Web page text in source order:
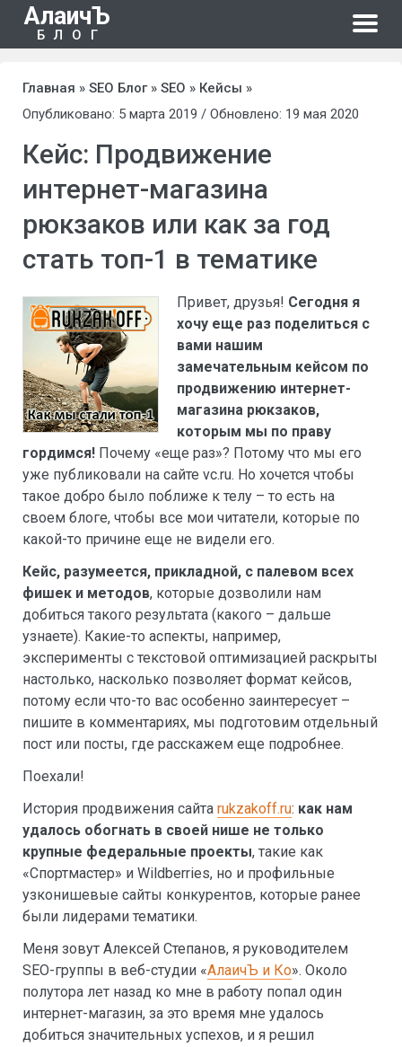
АлаичЪ
БЛОГ
Главная » SEO Блог» SEO » Кейсы »
Опубликовано: 5 марта 2019 / Обновлено: 19 мая 2020
Кейс: Продвижение
интернет-магазина
рюкзаков или как за год
стать топ-1 в тематике
Привет, друзья! Сегодня я
хочу еще раз поделиться с
вами нашим
замечательным кейсом по
продвижению интернет-
магазина рюкзаков,
которым мы по праву
гордимся! Почему «еще раз»? Потому что мы его
уже публиковали на сайте vc.ru. Но хочется чтобы
такое добро было поближе к телу – то есть на
своем блоге, чтобы все мои читатели, которые по
какой-то причине еще не видели его.
Кейс, разумеется, прикладной, с палевом всех
фишек и методов, которые дозволили нам
добиться такого результата (какого – дальше
узнаете). Какие-то аспекты, например,
эксперименты с текстовой оптимизацией раскрыты
настолько, насколько позволяет формат кейсов,
потому если что-то вас особенно заинтересует –
пишите в комментариях, мы подготовим отдельный
пост или посты, где расскажем еще подробнее.
Поехали!
История продвижения сайта rukzakoff.ru: как нам
удалось обогнать в своей нише не только
крупные федеральные проекты, такие как
«Спортмастер» и Wildberries, но и профильные
узконишевые сайты конкурентов, которые ранее
были лидерами тематики.
Меня зовут Алексей Степанов, я руководителем
SEO-группы в веб-студии «АлаичЪ и Ко». Около
полутора лет назад ко мне в работу попал один
интернет-магазин, за это время мне удалось
добиться значительных успехов, и я решил